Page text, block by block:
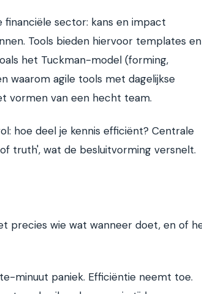
sector: kans en impact
Tools bieden hiervoor templates en
het Tuckman-model (forming,
waarom agile tools met dagelijkse
vormen van een hecht team.
hoe deel je kennis efficiënt? Centrale
truth', wat de besluitvorming versnelt.
precies wie wat wanneer doet, en of
minuut paniek. Efficiëntie neemt toe.